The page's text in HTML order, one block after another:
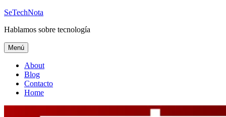
Saltar
contenido
SeTechNota
Hablamos sobre tecnología
Menú
About
Blog
Contacto
Home